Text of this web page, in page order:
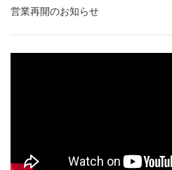
営業再開のお知らせ